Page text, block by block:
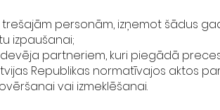
personām, izņemot šādus
izpaušanai;
partneriem, kuri piegādā
Republikas normatīvajos aktos
vai izmeklēšanai.